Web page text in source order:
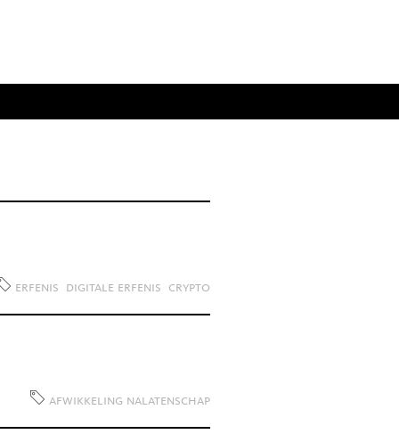
erfenis digitale erfenis crypto
afwikkeling nalatenschap